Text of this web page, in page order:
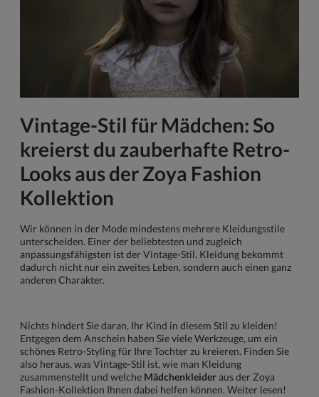
Vintage-Stil für Mädchen: So
kreierst du zauberhafte Retro-
Looks aus der Zoya Fashion
Kollektion
Wir können in der Mode mindestens mehrere Kleidungsstile
unterscheiden. Einer der beliebtesten und zugleich
anpassungsfähigsten ist der Vintage-Stil. Kleidung bekommt
dadurch nicht nur ein zweites Leben, sondern auch einen ganz
anderen Charakter.
Nichts hindert Sie daran, Ihr Kind in diesem Stil zu kleiden!
Entgegen dem Anschein haben Sie viele Werkzeuge, um ein
schönes Retro-Styling für Ihre Tochter zu kreieren. Finden Sie
also heraus, was Vintage-Stil ist, wie man Kleidung
zusammenstellt und welche Mädchenkleideraus der Zoya
Fashion-Kollektion Ihnen dabei helfen können. Weiter lesen!